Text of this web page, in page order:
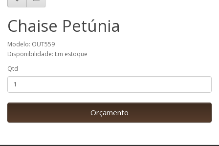
Chaise Petúnia
Modelo: OUT559
Disponibilidade: Em estoque
Qtd
Orçamento